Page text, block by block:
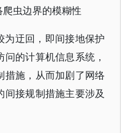
爬虫边界的模糊性
为迂回，即间接地保护
的计算机信息系统，
措施，从而加剧了网络
接规制措施主要涉及